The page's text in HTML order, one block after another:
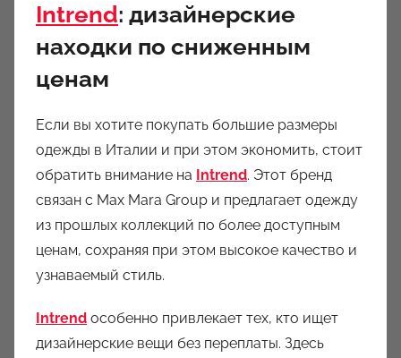
Intrend: дизайнерские
находки по сниженным
ценам
Если вы хотите покупать большие размеры
одежды в Италии и при этом экономить, стоит
обратить внимание на Intrend. Этот бренд
связан с Max Mara Group и предлагает одежду
из прошлых коллекций по более доступным
ценам, сохраняя при этом высокое качество и
узнаваемый стиль.
Intrend особенно привлекает тех, кто ищет
дизайнерские вещи без переплаты. Здесь